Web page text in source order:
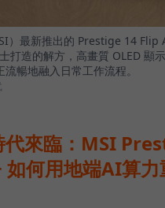
）最新推出的 Prestige 14 Flip
打造的解方，高畫質 OLED 顯
暢地融入日常工作流程。
代來臨：MSI
何用地端AI算力